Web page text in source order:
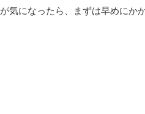
が気になったら、まずは早めにか